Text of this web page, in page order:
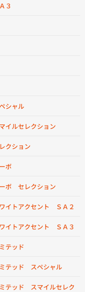
３
シャル
イルセレクション
クション
ボ
ボ セレクション
イトアクセント ＳＡ２
イトアクセント ＳＡ３
テッド
テッド スペシャル
テッド スマイルセレク